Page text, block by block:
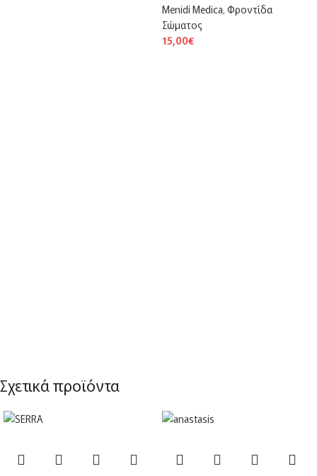
Menidi Medica, Φροντίδα
Σώματος
15,00€
Σχετικά προϊόντα